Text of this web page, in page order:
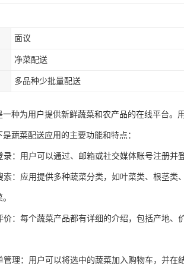
面议
净菜配送
多品种少批量配送
一种为用户提供新鲜蔬菜和农产品的在线平台
是蔬菜配送应用的主要功能和特点：
录：用户可以通过、邮箱或社交媒体账号注册并
索：应用提供多种蔬菜分类，如叶菜类、根茎
价：每个蔬菜产品都有详细的介绍，包括产地
管理：用户可以将选中的蔬菜加入购物车，并